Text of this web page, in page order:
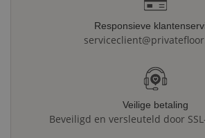
Responsieve
Veilige betaling
Beveiligd en versleuteld door